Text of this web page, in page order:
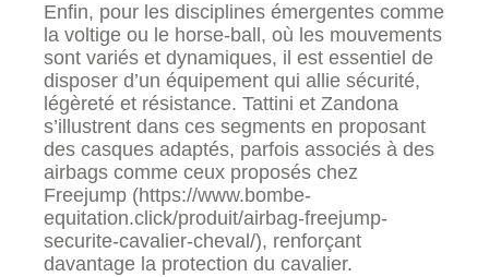
Enfin, pour les disciplines émergentes comme
la voltige ou le horse-ball, où les mouvements
sont variés et dynamiques, il est essentiel de
disposer d’un équipement qui allie sécurité,
légèreté et résistance. Tattini et Zandona
s’illustrent dans ces segments en proposant
des casques adaptés, parfois associés à des
airbags comme ceux proposés chez
Freejump (https://www.bombe-
equitation.click/produit/airbag-freejump-
securite-cavalier-cheval/), renforçant
davantage la protection du cavalier.